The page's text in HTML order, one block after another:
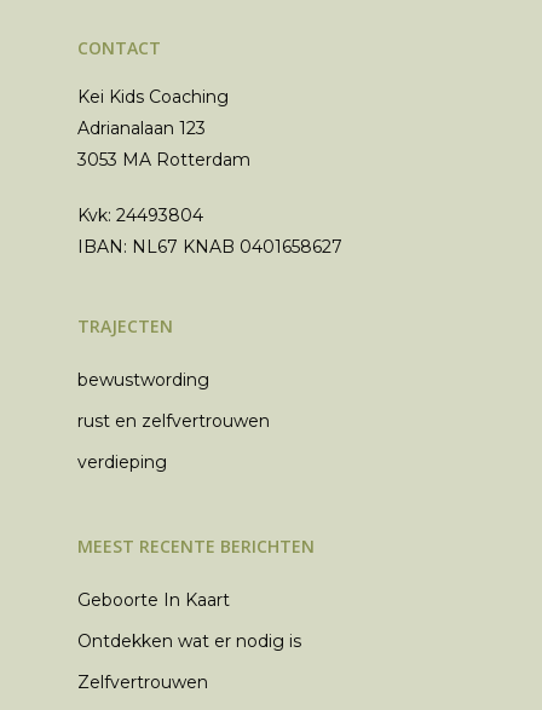
CONTACT
Kei Kids Coaching
Adrianalaan 123
3053 MA Rotterdam
Kvk: 24493804
IBAN: NL67 KNAB 0401658627
TRAJECTEN
bewustwording
rust en zelfvertrouwen
verdieping
MEEST RECENTE BERICHTEN
Geboorte In Kaart
Ontdekken wat er nodig is
Zelfvertrouwen